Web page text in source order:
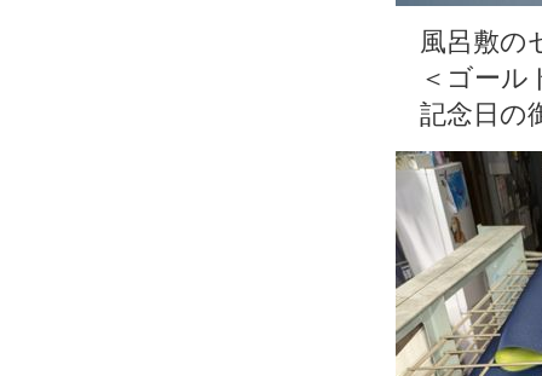
風呂敷の
＜ゴー
記念日の